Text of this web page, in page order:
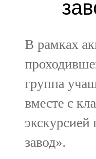
В рамках
группа
вместе с
завод».